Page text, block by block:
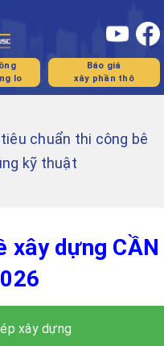
lo
Báo giá
xây phần thô
tiêu chuẩn thi công bê
kỹ thuật
xây dựng CẦN
xây dựng